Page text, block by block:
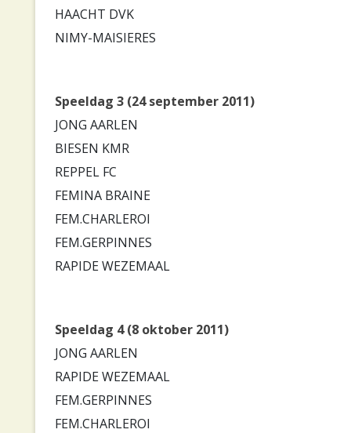
HAACHT DVK
NIMY-MAISIERES
Speeldag 3 (24 september 2011)
JONG AARLEN
BIESEN KMR
REPPEL FC
FEMINA BRAINE
FEM.CHARLEROI
FEM.GERPINNES
RAPIDE WEZEMAAL
Speeldag 4 (8 oktober 2011)
JONG AARLEN
RAPIDE WEZEMAAL
FEM.GERPINNES
FEM.CHARLEROI